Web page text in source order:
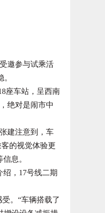
邀参与试乘活
座车站，呈西南
绝对是闹市中
建注意到，车
的视觉体验更
息。
，17号线二期
。“车辆搭载了